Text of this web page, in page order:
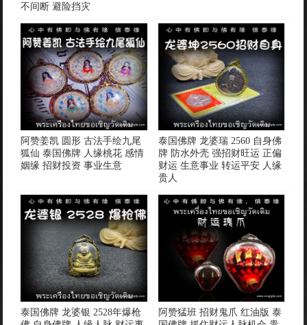
不间断 避险挡灾
阿赞姜凯 圆形 古法手绘九尾
狐仙 泰国佛牌 人缘桃花 感情
姻缘 招财投资 事业生意
泰国佛牌 龙婆瑞 2560 自身佛
牌 防水外壳 强招财旺运 正偏
财运 生意事业 转运平安 人缘
贵人
泰国佛牌 龙婆银 2528年爆枪
阿赞猛班 招财鬼爪 红油版 泰